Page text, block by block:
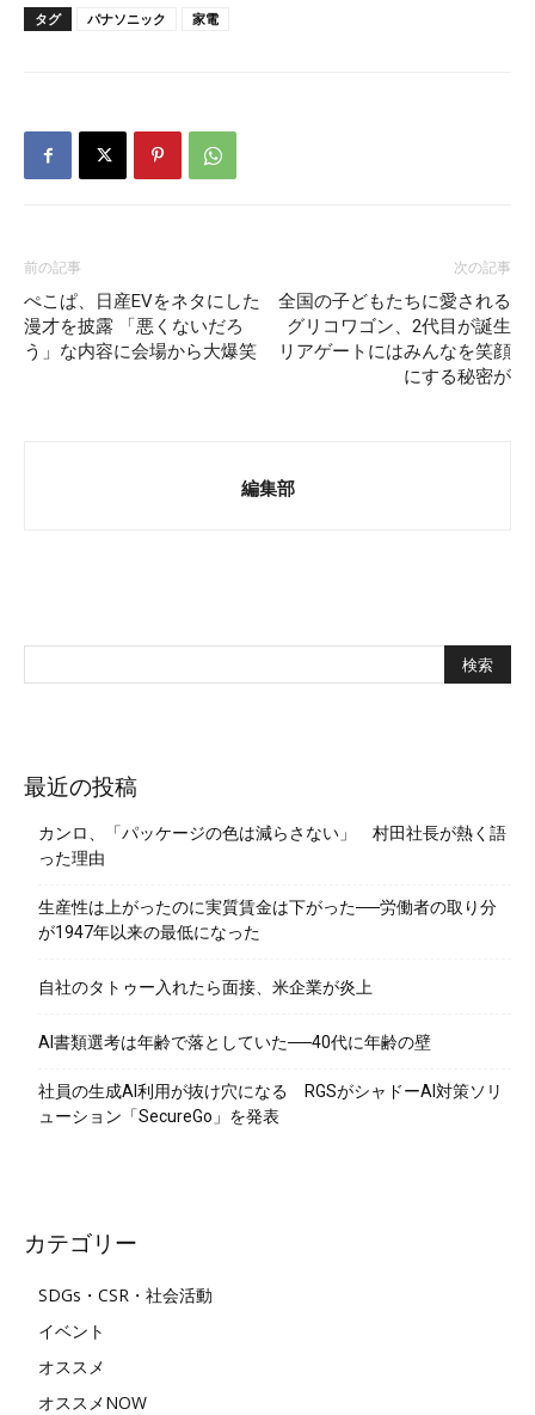
タグ パナソニック 家電
前の記事
ぺこぱ、日産EVをネタにした
漫才を披露 「悪くないだろ
う」な内容に会場から大爆笑
次の記事
全国の子どもたちに愛される
グリコワゴン、2代目が誕生
リアゲートにはみんなを笑顔
にする秘密が
編集部
最近の投稿
カンロ、「パッケージの色は減らさない」 村田社長が熱く語
った理由
生産性は上がったのに実質賃金は下がった──労働者の取り分
が1947年以来の最低になった
自社のタトゥー入れたら面接、米企業が炎上
AI書類選考は年齢で落としていた──40代に年齢の壁
社員の生成AI利用が抜け穴になる RGSがシャドーAI対策ソリ
ューション「SecureGo」を発表
カテゴリー
SDGs・CSR・社会活動
イベント
オススメ
オススメNOW